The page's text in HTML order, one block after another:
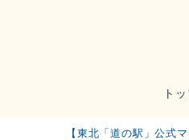
ト
【東北「道の駅」公式